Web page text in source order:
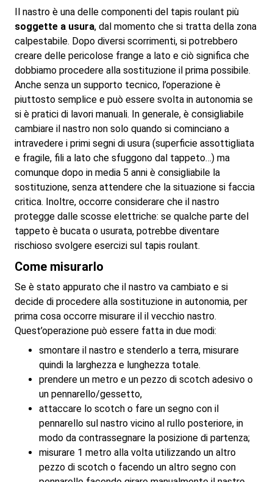
Il nastro è una delle componenti del tapis roulant più
soggette a usura, dal momento che si tratta della zona
calpestabile. Dopo diversi scorrimenti, si potrebbero
creare delle pericolose frange a lato e ciò significa che
dobbiamo procedere alla sostituzione il prima possibile.
Anche senza un supporto tecnico, l’operazione è
piuttosto semplice e può essere svolta in autonomia se
si è pratici di lavori manuali. In generale, è consigliabile
cambiare il nastro non solo quando si cominciano a
intravedere i primi segni di usura (superficie assottigliata
e fragile, fili a lato che sfuggono dal tappeto…) ma
comunque dopo in media 5 anni è consigliabile la
sostituzione, senza attendere che la situazione si faccia
critica. Inoltre, occorre considerare che il nastro
protegge dalle scosse elettriche: se qualche parte del
tappeto è bucata o usurata, potrebbe diventare
rischioso svolgere esercizi sul tapis roulant.
Come misurarlo
Se è stato appurato che il nastro va cambiato e si
decide di procedere alla sostituzione in autonomia, per
prima cosa occorre misurare il il vecchio nastro.
Quest’operazione può essere fatta in due modi:
smontare il nastro e stenderlo a terra, misurare
quindi la larghezza e lunghezza totale.
prendere un metro e un pezzo di scotch adesivo o
un pennarello/gessetto,
attaccare lo scotch o fare un segno con il
pennarello sul nastro vicino al rullo posteriore, in
modo da contrassegnare la posizione di partenza;
misurare 1 metro alla volta utilizzando un altro
pezzo di scotch o facendo un altro segno con